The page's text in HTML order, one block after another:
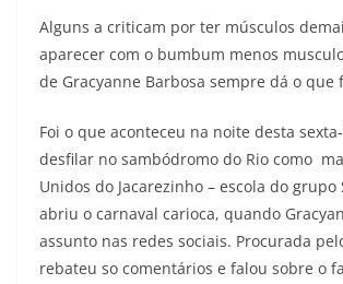
Alguns a criticam por ter músculos
aparecer com o bumbum menos
de Gracyanne Barbosa sempre dá o que
Foi o que aconteceu na noite desta
desfilar no sambódromo do Rio como
Unidos do Jacarezinho – escola do grupo
abriu o carnaval carioca, quando
assunto nas redes sociais. Procurada
rebateu so comentários e falou sobre o